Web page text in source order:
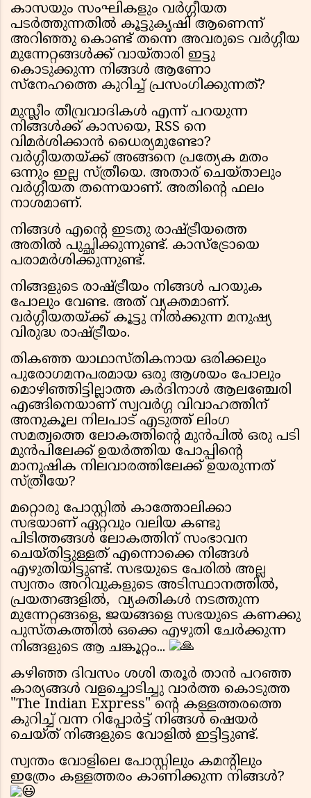
കാസയും സംഘികളും വർഗ്ഗീയത
പടർത്തുന്നതിൽ കൂട്ടുകൃഷി ആണെന്ന്
അറിഞ്ഞു കൊണ്ട് തന്നെ അവരുടെ വർഗ്ഗീയ
മുന്നേറ്റങ്ങൾക്ക് വായ്‌താരി ഇട്ടു
കൊടുക്കുന്ന നിങ്ങൾ ആണോ
സ്നേഹത്തെ കുറിച്ച് പ്രസംഗിക്കുന്നത്?
മുസ്ലീം തീവ്രവാദികൾ എന്ന് പറയുന്ന
നിങ്ങൾക്ക് കാസയെ, RSS നെ
വിമർശിക്കാൻ ധൈര്യമുണ്ടോ?
വർഗ്ഗീയതയ്ക്ക് അങ്ങനെ പ്രത്യേക മതം
ഒന്നും ഇല്ല സ്ത്രീയെ. അതാര് ചെയ്താലും
വർഗ്ഗീയത തന്നെയാണ്. അതിന്റെ ഫലം
നാശമാണ്.
നിങ്ങൾ എന്റെ ഇടതു രാഷ്ട്രീയത്തെ
അതിൽ പുച്ഛിക്കുന്നുണ്ട്. കാസ്ട്രോയെ
പരാമർശിക്കുന്നുണ്ട്.
നിങ്ങളുടെ രാഷ്ട്രീയം നിങ്ങൾ പറയുക
പോലും വേണ്ട. അത് വ്യക്തമാണ്.
വർഗ്ഗീയതയ്ക്ക് കൂട്ടു നിൽക്കുന്ന മനുഷ്യ
വിരുദ്ധ രാഷ്ട്രീയം.
തികഞ്ഞ യാഥാസ്തികനായ ഒരിക്കലും
പുരോഗമനപരമായ ഒരു ആശയം പോലും
മൊഴിഞ്ഞിട്ടില്ലാത്ത കർദിനാൾ ആലഞ്ചേരി
എങ്ങിനെയാണ് സ്വവർഗ്ഗ വിവാഹത്തിന്
അനുകൂല നിലപാട് എടുത്ത് ലിംഗ
സമത്വത്തെ ലോകത്തിന്റെ മുൻപിൽ ഒരു പടി
മുൻപിലേക്ക് ഉയർത്തിയ പോപ്പിന്റെ
മാനുഷിക നിലവാരത്തിലേക്ക് ഉയരുന്നത്
സ്ത്രീയേ?
മറ്റൊരു പോസ്റ്റിൽ കാത്തോലിക്കാ
സഭയാണ് ഏറ്റവും വലിയ കണ്ടു
പിടിത്തങ്ങൾ ലോകത്തിന് സംഭാവന
ചെയ്തിട്ടുള്ളത് എന്നൊക്കെ നിങ്ങൾ
എഴുതിയിട്ടുണ്ട്. സഭയുടെ പേരിൽ അല്ല
സ്വന്തം അറിവുകളുടെ അടിസ്ഥാനത്തിൽ,
പ്രയത്നങ്ങളിൽ, വ്യക്തികൾ നടത്തുന്ന
മുന്നേറ്റങ്ങളെ, ജയങ്ങളെ സഭയുടെ കണക്കു
പുസ്തകത്തിൽ ഒക്കെ എഴുതി ചേർക്കുന്ന
നിങ്ങളുടെ ആ ചങ്കൂറ്റം...
കഴിഞ്ഞ ദിവസം ശശി തരൂർ താൻ പറഞ്ഞ
കാര്യങ്ങൾ വളച്ചൊടിച്ചു വാർത്ത കൊടുത്ത
"The Indian Express" ന്റെ കള്ളത്തരത്തെ
കുറിച്ച് വന്ന റിപ്പോർട്ട് നിങ്ങൾ ഷെയർ
ചെയ്ത് നിങ്ങളുടെ വോളിൽ ഇട്ടിട്ടുണ്ട്.
സ്വന്തം വോളിലെ പോസ്റ്റിലും കമന്റിലും
ഇത്രേം കള്ളത്തരം കാണിക്കുന്ന നിങ്ങൾ?